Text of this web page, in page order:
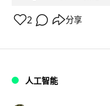
2 分享
人工智能